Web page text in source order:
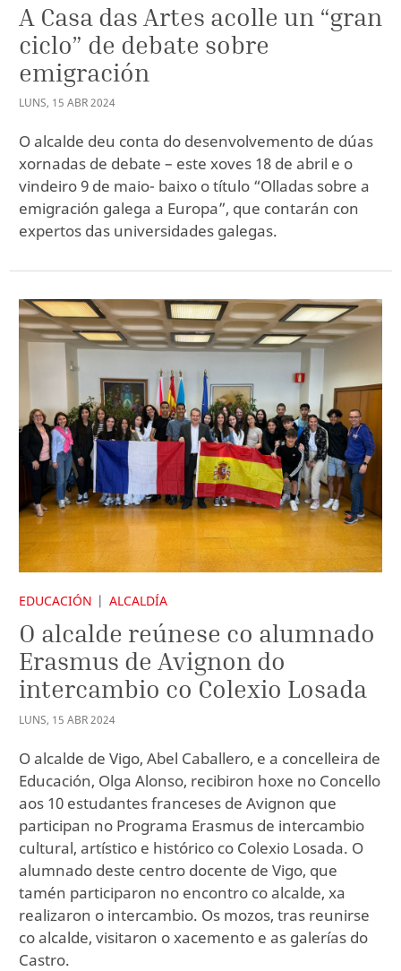
A Casa das Artes acolle un “gran
ciclo” de debate sobre
emigración
LUNS, 15 ABR2024
O alcalde deu conta do desenvolvemento de dúas
xornadas de debate – este xoves 18 de abril e o
vindeiro 9 de maio- baixo o título “Olladas sobre a
emigración galega a Europa”, que contarán con
expertos das universidades galegas.
EDUCACIÓN ALCALDÍA
O alcalde reúnese co alumnado
Erasmus de Avignon do
intercambio co Colexio Losada
LUNS, 15 ABR2024
O alcalde de Vigo, Abel Caballero, e a concelleira de
Educación, Olga Alonso, recibiron hoxe no Concello
aos 10 estudantes franceses de Avignon que
participan no Programa Erasmus de intercambio
cultural, artístico e histórico co Colexio Losada. O
alumnado deste centro docente de Vigo, que
tamén participaron no encontro co alcalde, xa
realizaron o intercambio. Os mozos, tras reunirse
co alcalde, visitaron o xacemento e as galerías do
Castro.